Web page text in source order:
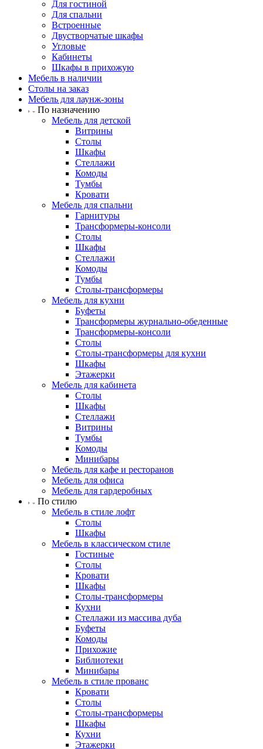
Для гостиной
Для спальни
Встроенные
Двустворчатые шкафы
Угловые
Кабинеты
Шкафы в прихожую
Мебель в наличии
Столы на заказ
Мебель для лаунж-зоны
По назначению
Мебель для детской
Витрины
Столы
Шкафы
Стеллажи
Комоды
Тумбы
Кровати
Мебель для спальни
Гарнитуры
Трансформеры-консоли
Столы
Шкафы
Стеллажи
Комоды
Тумбы
Столы-трансформеры
Мебель для кухни
Буфеты
Трансформеры журнально-обеденные
Трансформеры-консоли
Столы
Столы-трансформеры для кухни
Шкафы
Этажерки
Мебель для кабинета
Столы
Шкафы
Стеллажи
Витрины
Тумбы
Комоды
Минибары
Мебель для кафе и ресторанов
Мебель для офиса
Мебель для гардеробных
По стилю
Мебель в стиле лофт
Столы
Шкафы
Мебель в классическом стиле
Гостиные
Столы
Кровати
Шкафы
Столы-трансформеры
Кухни
Стеллажи из массива дуба
Буфеты
Комоды
Прихожие
Библиотеки
Минибары
Мебель в стиле прованс
Кровати
Столы
Столы-трансформеры
Шкафы
Кухни
Этажерки